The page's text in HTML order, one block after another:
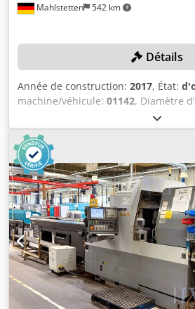
Mahlstetten 542 km
Détails
Année de construction: 2017, État:
machine/véhicule: 01142, Diamètre
42 mm, longueur de tournage
commande FANUC Série 32I,
1 chargeur de barres BARLOAD Vito
de fabrication : 2017, numéro de
980 kg, convoyeur (côté droit),
copeaux, sans outils. Crodpfx Aozqy